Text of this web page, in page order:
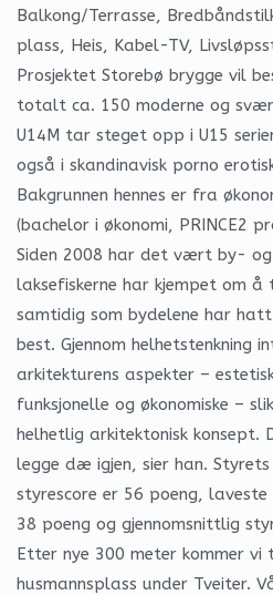
Balkong/Terrasse,
plass, Heis, Kabel-TV,
Prosjektet Storebø brygge vil
totalt ca. 150 moderne og
U14M tar steget opp i U15
også i skandinavisk porno
Bakgrunnen hennes er fra
(bachelor i økonomi, PRINCE2
Siden 2008 har det vært by-
laksefiskerne har kjempet om å
samtidig som bydelene har
best. Gjennom helhetstenkning
arkitekturens aspekter –
funksjonelle og økonomiske –
helhetlig arkitektonisk
legge dæ igjen, sier han.
styrescore er 56 poeng,
38 poeng og gjennomsnittlig
Etter nye 300 meter kommer vi
husmannsplass under Tveiter.